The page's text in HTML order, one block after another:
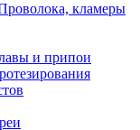
кламеры
и припои